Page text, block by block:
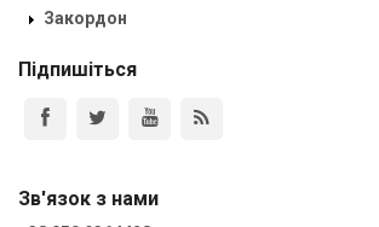
Закордон
Підпишіться
Зв'язок з нами